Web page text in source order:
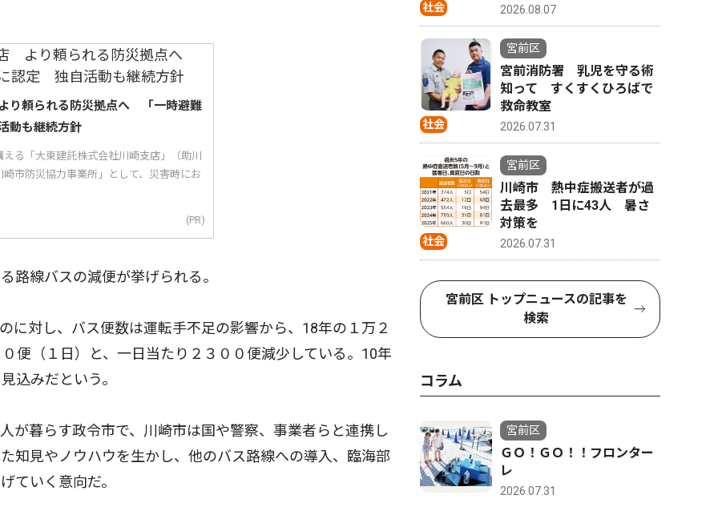
り頼られる防災拠点へ 「一時避難
動も継続方針
る「大東建託株式会社川崎支店」（助川
市防災協力事業所」として、災害時にお
(PR)
線バスの減便が挙げられる。
対し、バス便数は運転手不足の影響から、18年の１万２
便（１日）と、一日当たり２３００便減少している。10年
込みだという。
暮らす政令市で、川崎市は国や警察、事業者らと連携し
知見やノウハウを生かし、他のバス路線への導入、臨海部
ていく意向だ。
社会 2026.08.07
社会
宮前区
宮前消防署 乳児を守る術
知って すくすくひろばで
救命教室
2026.07.31
社会
宮前区
川崎市 熱中症搬送者が過
去最多 1日に43人 暑さ
対策を
2026.07.31
宮前区 トップニュースの記事を
検索
コラム
宮前区
ＧＯ！ＧＯ！！フロンター
レ
2026.07.31